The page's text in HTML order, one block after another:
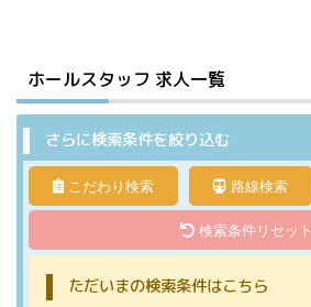
ホールスタッフ 求人一覧
さらに検索条件を絞り込む
こだわり検索 路線検索
検索条件リセット
ただいまの検索条件はこちら